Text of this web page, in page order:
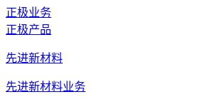
正极业务
正极产品
先进新材料
先进新材料业务